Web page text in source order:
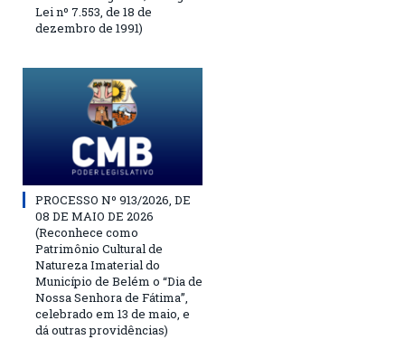
Lei nº 7.553, de 18 de
dezembro de 1991)
PROCESSO Nº 913/2026, DE
08 DE MAIO DE 2026
(Reconhece como
Patrimônio Cultural de
Natureza Imaterial do
Município de Belém o “Dia de
Nossa Senhora de Fátima”,
celebrado em 13 de maio, e
dá outras providências)